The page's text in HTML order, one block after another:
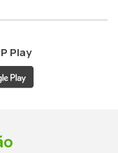
Play